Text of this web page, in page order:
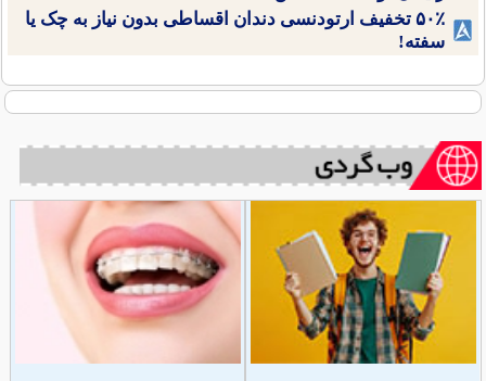
۵۰٪ تخفیف ارتودنسی دندان اقساطی بدون نیاز به چک یا
سفته!